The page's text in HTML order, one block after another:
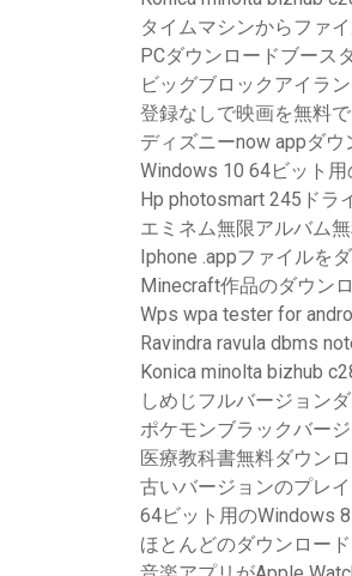
タイムマシンからファ
PCダウンロードブース
ビッグブロックアイラ
登録なしで映画を無料
ディズニーnow appダウ
Windows 10 64ビット
Hp photosmart 245ドラ
エミネム無限アルバム
Iphone .appファイルを
Minecraft作品のダウン
Wps wpa tester for
Ravindra ravula dbms
Konica minolta bizhub
しめじフルバージョン
ポケモンブラックバー
医療教科書無料ダウン
古いバージョンのプレ
64ビット用のWindows
ほとんどのダウンロー